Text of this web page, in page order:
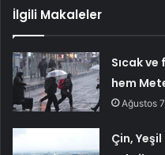
İlgili Makaleler
Sıcak ve
hem
Ağustos
Çin,